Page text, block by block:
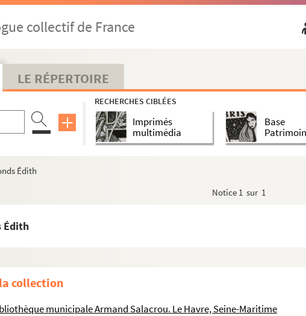
collectif de France
LE RÉPERTOIRE
RECHERCHES CIBLÉES
Imprimés
multimédia
Base
Édith
Notice 1 sur 1
Édith
collection
municipale Armand Salacrou. Le Havre, Seine-Maritime